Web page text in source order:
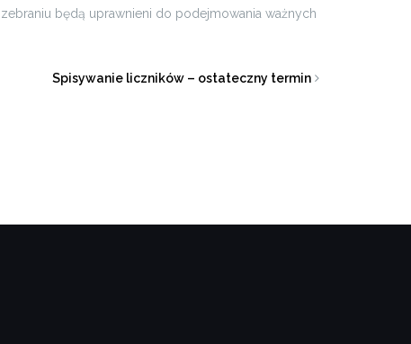
będą uprawnieni do podejmowania ważnych
Spisywanie liczników – ostateczny termin